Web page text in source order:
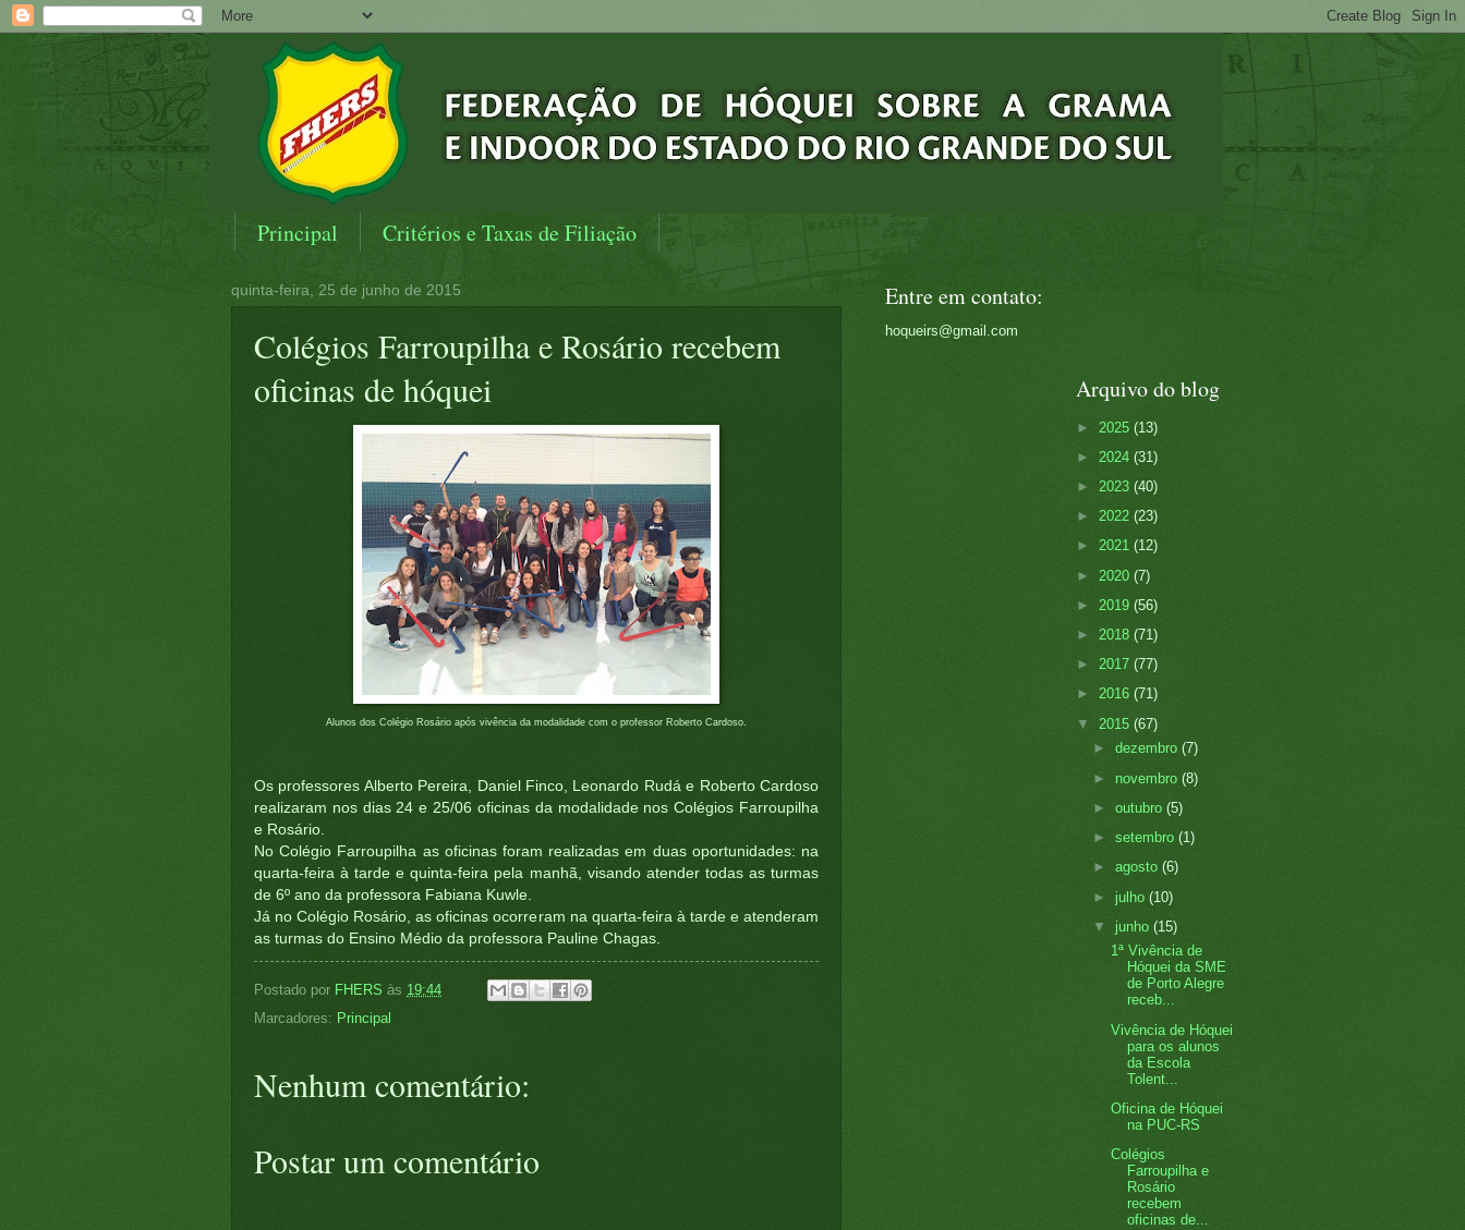
Principal Critérios e Taxas de Filiação
quinta-feira, 25 de junho de 2015
Colégios Farroupilha e Rosário recebem
oficinas de hóquei
Alunos dos Colégio Rosário após vivência da modalidade com o professor Roberto Cardoso.
Os professores Alberto Pereira, Daniel Finco, Leonardo Rudá e Roberto Cardoso
realizaram nos dias 24 e 25/06 oficinas da modalidade nos Colégios Farroupilha
e Rosário.
No Colégio Farroupilha as oficinas foram realizadas em duas oportunidades: na
quarta-feira à tarde e quinta-feira pela manhã, visando atender todas as turmas
de 6º ano da professora Fabiana Kuwle.
Já no Colégio Rosário, as oficinas ocorreram na quarta-feira à tarde e atenderam
as turmas do Ensino Médio da professora Pauline Chagas.
Postado por FHERS às 19:44
Marcadores: Principal
Nenhum comentário:
Postar um comentário
Entre em contato:
hoqueirs@gmail.com
Arquivo do blog
► 2025 (13)
► 2024 (31)
► 2023 (40)
► 2022 (23)
► 2021 (12)
► 2020 (7)
► 2019 (56)
► 2018 (71)
► 2017 (77)
► 2016 (71)
▼ 2015 (67)
►dezembro(7)
► novembro(8)
►outubro(5)
►setembro(1)
►agosto(6)
►julho(10)
▼junho(15)
1ª Vivência de
Hóquei da SME
de Porto Alegre
receb...
Vivência de Hóquei
para os alunos
da Escola
Tolent...
Oficina de Hóquei
na PUC-RS
Colégios
Farroupilha e
Rosário
recebem
oficinas de...